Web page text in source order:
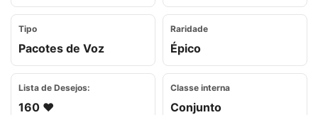
Tipo
Pacotes de Voz
Raridade
Épico
Lista de Desejos:
160 ❤️
Classe interna
Conjunto